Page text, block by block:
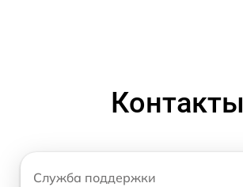
Контакты
Служба поддержки